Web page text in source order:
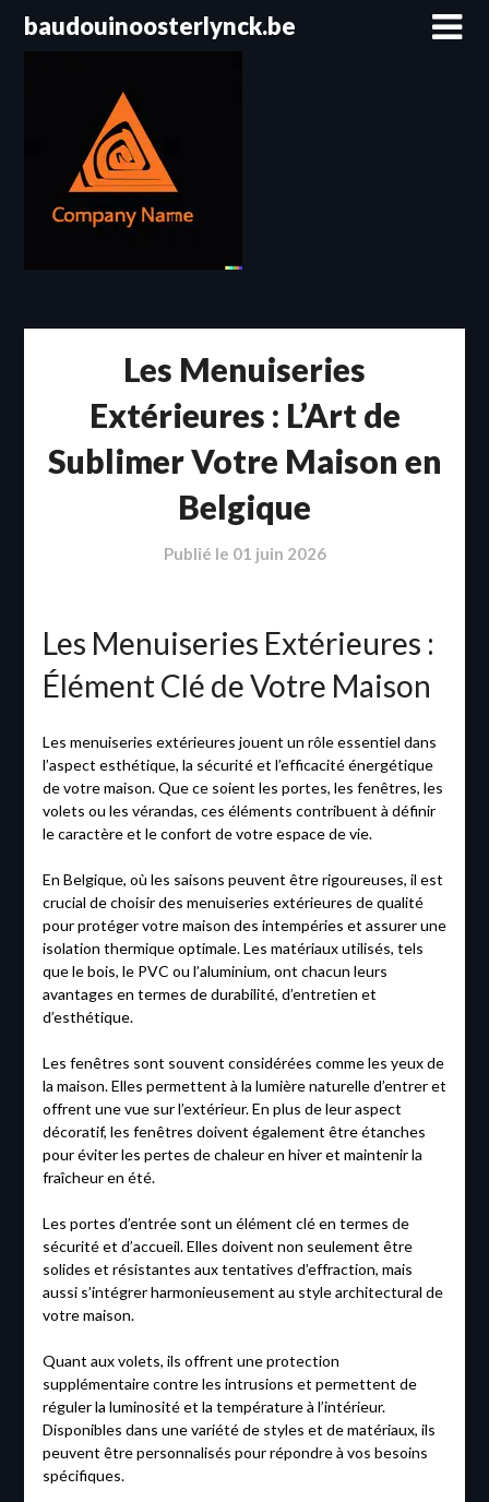
Passerbaudouinoosterlynck.be
Les Menuiseries
Extérieures : L’Art de
Sublimer Votre Maison en
Belgique
Publié le 01 juin 2026
Les Menuiseries Extérieures :
Élément Clé de Votre Maison
Les menuiseries extérieures jouent un rôle essentiel dans
l’aspect esthétique, la sécurité et l’efficacité énergétique
de votre maison. Que ce soient les portes, les fenêtres, les
volets ou les vérandas, ces éléments contribuent à définir
le caractère et le confort de votre espace de vie.
En Belgique, où les saisons peuvent être rigoureuses, il est
crucial de choisir des menuiseries extérieures de qualité
pour protéger votre maison des intempéries et assurer une
isolation thermique optimale. Les matériaux utilisés, tels
que le bois, le PVC ou l’aluminium, ont chacun leurs
avantages en termes de durabilité, d’entretien et
d’esthétique.
Les fenêtres sont souvent considérées comme les yeux de
la maison. Elles permettent à la lumière naturelle d’entrer et
offrent une vue sur l’extérieur. En plus de leur aspect
décoratif, les fenêtres doivent également être étanches
pour éviter les pertes de chaleur en hiver et maintenir la
fraîcheur en été.
Les portes d’entrée sont un élément clé en termes de
sécurité et d’accueil. Elles doivent non seulement être
solides et résistantes aux tentatives d’effraction, mais
aussi s’intégrer harmonieusement au style architectural de
votre maison.
Quant aux volets, ils offrent une protection
supplémentaire contre les intrusions et permettent de
réguler la luminosité et la température à l’intérieur.
Disponibles dans une variété de styles et de matériaux, ils
peuvent être personnalisés pour répondre à vos besoins
spécifiques.